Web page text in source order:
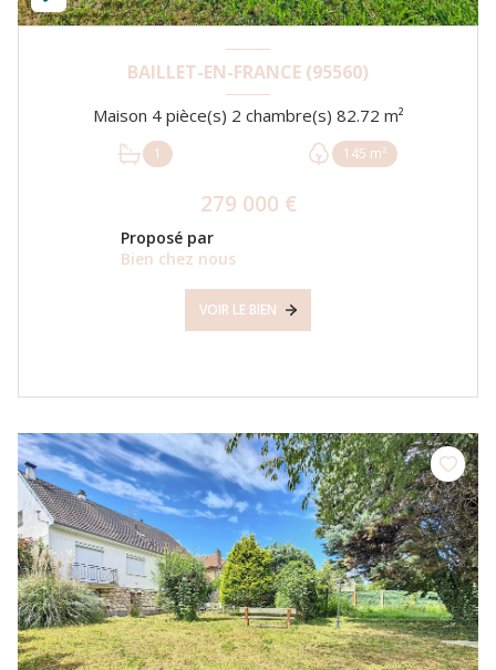
BAILLET-EN-FRANCE (95560)
Maison 4 pièce(s) 2 chambre(s) 82.72 m²
1 145 m²
279 000 €
Proposé par
Bien chez nous
VOIR LE BIEN